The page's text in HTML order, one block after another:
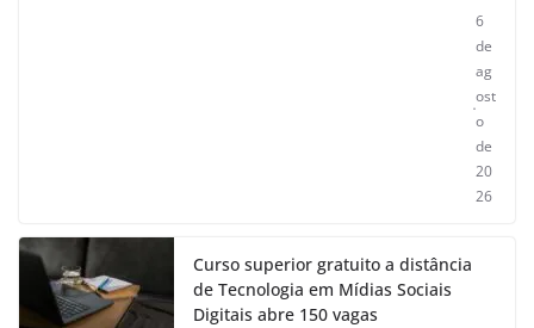
6
de
ag
ost
o
de
20
26
Curso superior gratuito a distância
de Tecnologia em Mídias Sociais
Digitais abre 150 vagas